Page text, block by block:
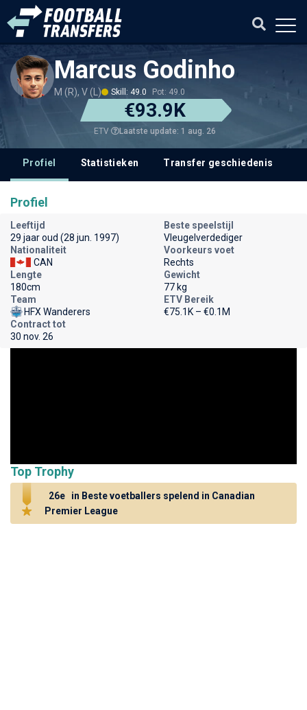
Marcus Godinho
M (R), V (L) Skill: 49.0 Pot: 49.0
€93.9K
ETV Laatste update: 1 aug. 26
Profiel Statistieken Transfer geschiedenis
Profiel
Leeftijd
29 jaar oud (28 jun. 1997)
Beste speelstijl
Vleugelverdediger
Nationaliteit
CAN
Voorkeurs voet
Rechts
Lengte
180cm
Gewicht
77 kg
Team
HFX Wanderers
ETV Bereik
€75.1K – €0.1M
Contract tot
30 nov. 26
Top Trophy
26e
in Beste voetballers spelend in Canadian
Premier League